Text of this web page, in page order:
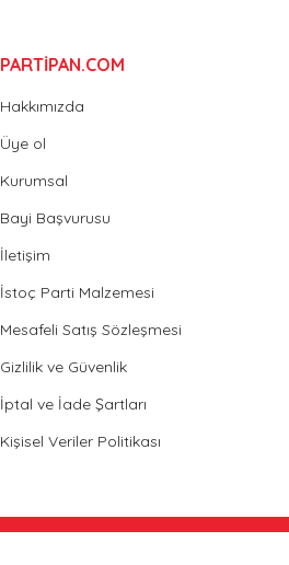
PARTİPAN.COM
Hakkımızda
Üye ol
Kurumsal
Bayi Başvurusu
İletişim
İstoç Parti Malzemesi
Mesafeli Satış Sözleşmesi
Gizlilik ve Güvenlik
İptal ve İade Şartları
Kişisel Veriler Politikası